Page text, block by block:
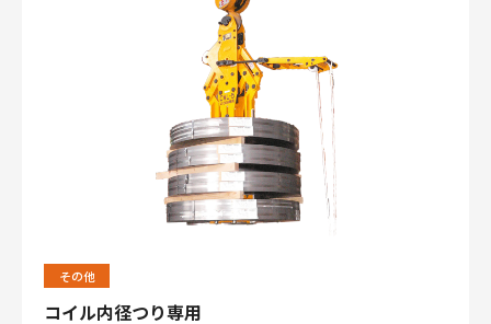
その他
コイル内径つり専用